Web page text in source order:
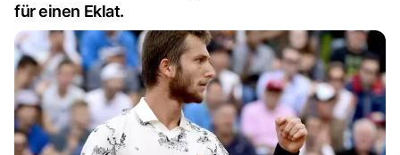
für einen Eklat.